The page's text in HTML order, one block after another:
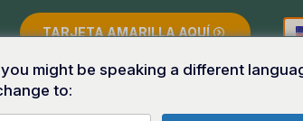
TARJETA AMARILLA AQUÍ
might be speaking a different
to: